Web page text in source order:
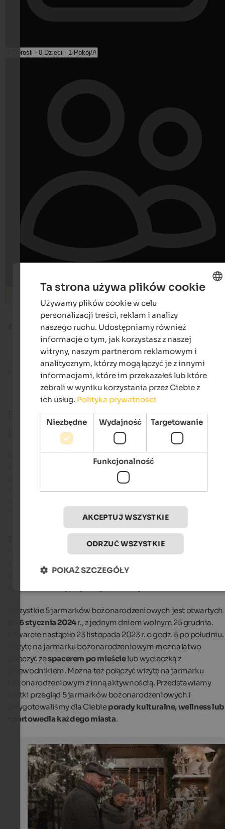
5 miast Południowego Tyrolu - 5 jarmarków
bożonarodzeniowych
Czas czytania ok. minuty 21. listopada
5 miast Południowego Tyrolu - 5
bożonarodzeniowych
W wielu miastach Południowego Tyrolu znajdują
piękne jarmarki bożonarodzeniowe. Dziś chcemy
przedstawić 5 dużych jarmarków
w Południowym Tyrolu, z których wszystkie
5 South Tyrolean towns - 5 Christmas markets
You can get into the Christmas spirit at the Christmas
in South Tyrol.
IDM Südtirol - Alto Adige/Alex Filz
i nastrojowe oświetlenie,kulinarne
i ręcznie robione produkty - w ten sposób można poczuć
Spaceruj po placach i przeglądaj stragany, rozgrzej się
Wszystkie 5 jarmarków bożonarodzeniowych jest otwartych
do 6 stycznia 2024r., z jednym dniem wolnym 25 grudnia.
Otwarcie nastąpiło 23 listopada 2023 r. o godz. 5 po południu.
Wizytę na jarmarku bożonarodzeniowym można łatwo
połączyć zespacerem po mieścielub wycieczką z
przewodnikiem. Można też połączyć wizytę na jarmarku
bożonarodzeniowym z inną aktywnością. Przedstawiamy
krótki przegląd 5 jarmarków bożonarodzeniowych i
przygotowaliśmy dla Ciebieporady kulturalne, wellness lub
sportowedla każdego miasta.
Ta strona używa plików cookie
Używamy plików cookie w celu
personalizacji treści, reklam i analizy
naszego ruchu. Udostępniamy również
informacje o tym, jak korzystasz z naszej
witryny, naszym partnerom reklamowym i
analitycznym, którzy mogą łączyć je z innymi
informacjami, które im przekazałeś lub które
zebrali w wyniku korzystania przez Ciebie z
ich usług. Polityka prywatności
Niezbędne Wydajność Targetowanie
Funkcjonalność
AKCEPTUJ WSZYSTKIE
ODRZUĆ WSZYSTKIE
POKAŻ SZCZEGÓŁY